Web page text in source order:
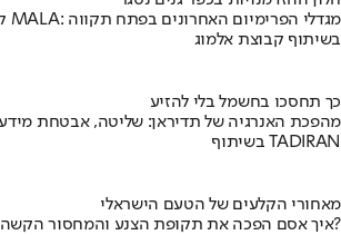
קבוצת אלמוג מציגה את פרויקט MALA: מגדלי הפרימיום האחרונים בפתח תקווה
בשיתוף קבוצת אלמוג
כך תחסכו בחשמל בלי להזיע
מהפכת האנרגיה של תדיראן: שליטה, אבטחת מידע
בשיתוף TADIRAN
מאחורי הקלעים של הטעם הישראלי
איך אסם הפכה את תקופת הצנע והמחסור הקשה של שנות ה-40 למותג לאומי?